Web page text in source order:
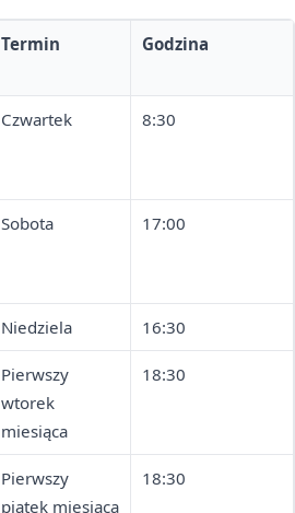
Termin Godzina
Czwartek 8:30
Sobota 17:00
Niedziela 16:30
Pierwszy
wtorek
miesiąca
18:30
Pierwszy
piątek miesiąca
18:30